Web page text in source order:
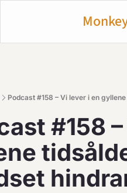
Podcast #158 – Vi lever i en
#158